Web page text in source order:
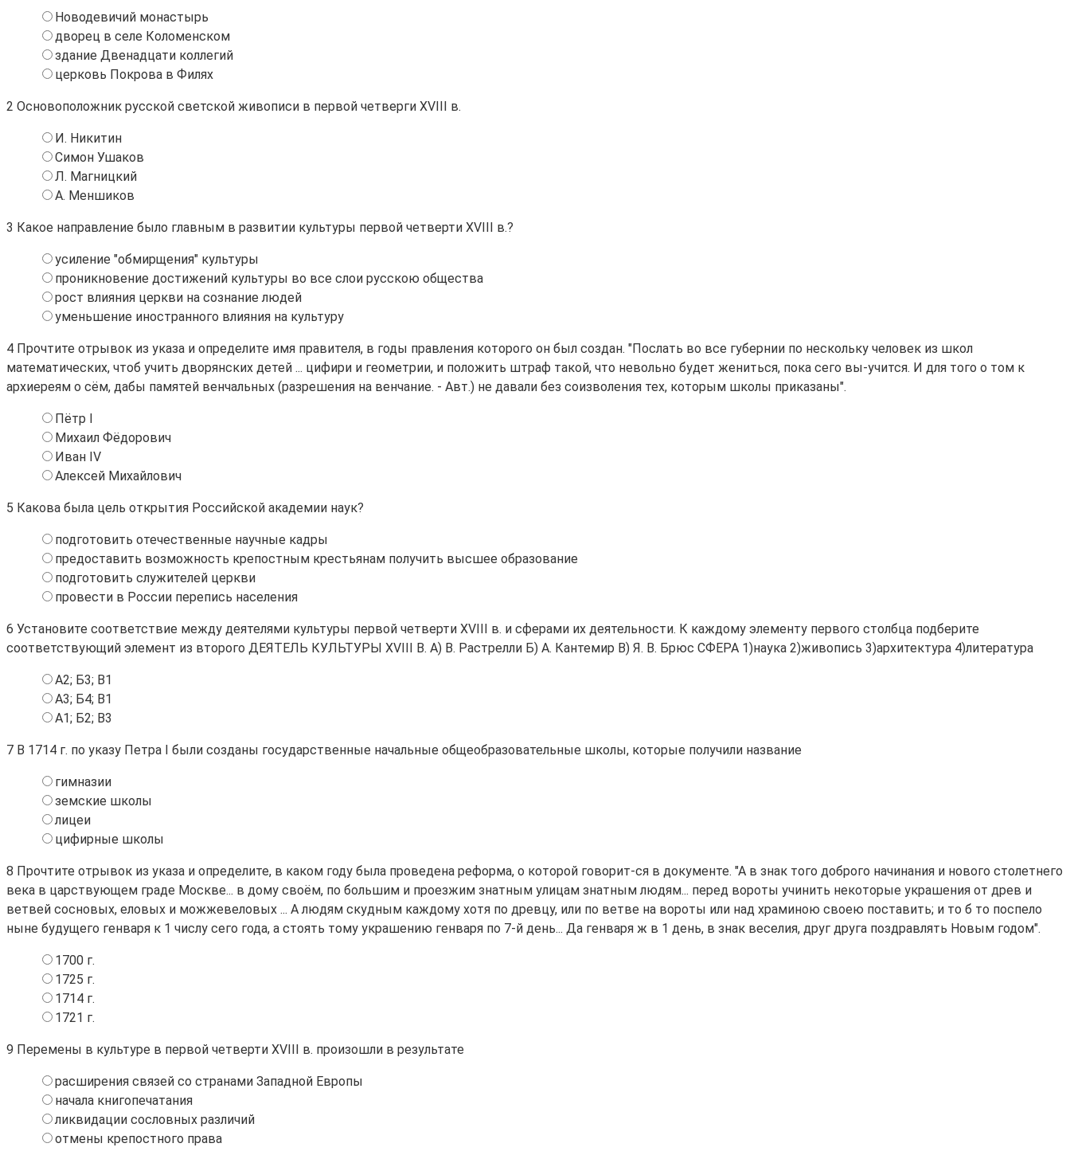
Новодевичий монастырь
дворец в селе Коломенском
здание Двенадцати коллегий
церковь Покрова в Филях
2 Основоположник русской светской живописи в первой четверги XVIII в.
И. Никитин
Симон Ушаков
Л. Магницкий
А. Меншиков
3 Какое направление было главным в развитии культуры первой четверти XVIII в.?
усиление "обмирщения" культуры
проникновение достижений культуры во все слои русскою общества
рост влияния церкви на сознание людей
уменьшение иностранного влияния на культуру
4 Прочтите отрывок из указа и определите имя правителя, в годы правления которого он был создан. "Послать во все губернии по нескольку человек из школ
математических, чтоб учить дворянских детей ... цифири и геометрии, и положить штраф такой, что невольно будет жениться, пока сего вы-учится. И для того о том к
архиереям о сём, дабы памятей венчальных (разрешения на венчание. - Авт.) не давали без соизволения тех, которым школы приказаны".
Пётр I
Михаил Фёдорович
Иван IV
Алексей Михайлович
5 Какова была цель открытия Российской академии наук?
подготовить отечественные научные кадры
предоставить возможность крепостным крестьянам получить высшее образование
подготовить служителей церкви
провести в России перепись населения
6 Установите соответствие между деятелями культуры первой четверти XVIII в. и сферами их деятельности. К каждому элементу первого столбца подберите
соответствующий элемент из второго ДЕЯТЕЛЬ КУЛЬТУРЫ XVIII В. A) В. Растрелли Б) А. Кантемир B) Я. В. Брюс СФЕРА 1)наука 2)живопись 3)архитектура 4)литература
А2; Б3; В1
А3; Б4; В1
А1; Б2; В3
7 В 1714 г. по указу Петра I были созданы государственные начальные общеобразовательные школы, которые получили название
гимназии
земские школы
лицеи
цифирные школы
8 Прочтите отрывок из указа и определите, в каком году была проведена реформа, о которой говорит-ся в документе. "А в знак того доброго начинания и нового столетнего
века в царствующем граде Москве... в дому своём, по большим и проезжим знатным улицам знатным людям... перед вороты учинить некоторые украшения от древ и
ветвей сосновых, еловых и можжевеловых ... А людям скудным каждому хотя по древцу, или по ветве на вороты или над храминою своею поставить; и то б то поспело
ныне будущего генваря к 1 числу сего года, а стоять тому украшению генваря по 7-й день... Да генваря ж в 1 день, в знак веселия, друг друга поздравлять Новым годом".
1700 г.
1725 г.
1714 г.
1721 г.
9 Перемены в культуре в первой четверти XVIII в. произошли в результате
расширения связей со странами Западной Европы
начала книгопечатания
ликвидации сословных различий
отмены крепостного права